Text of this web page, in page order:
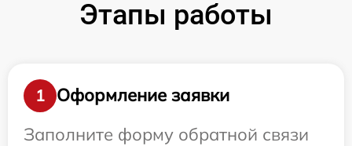
Этапы работы
1
Оформление заявки
Заполните форму обратной связи